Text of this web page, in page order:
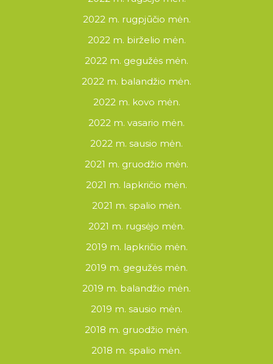
2022 m. rugpjūčio mėn.
2022 m. birželio mėn.
2022 m. gegužės mėn.
2022 m. balandžio mėn.
2022 m. kovo mėn.
2022 m. vasario mėn.
2022 m. sausio mėn.
2021 m. gruodžio mėn.
2021 m. lapkričio mėn.
2021 m. spalio mėn.
2021 m. rugsėjo mėn.
2019 m. lapkričio mėn.
2019 m. gegužės mėn.
2019 m. balandžio mėn.
2019 m. sausio mėn.
2018 m. gruodžio mėn.
2018 m. spalio mėn.